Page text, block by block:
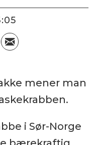
mener man
i Sør-Norge